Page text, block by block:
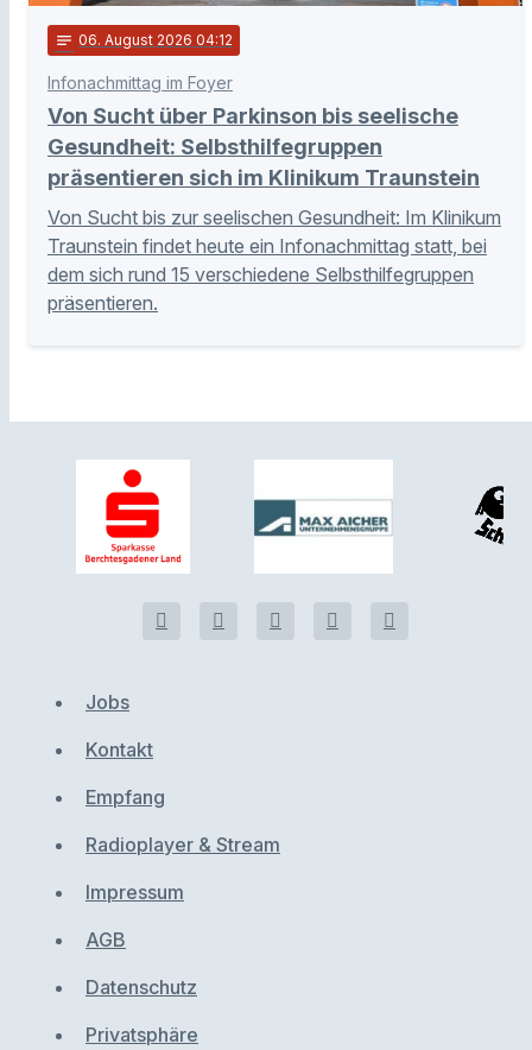
notes 06. August 2026 04:12
Infonachmittag im Foyer
Von Sucht über Parkinson bis seelische
Gesundheit: Selbsthilfegruppen
präsentieren sich im Klinikum Traunstein
Von Sucht bis zur seelischen Gesundheit: Im Klinikum
Traunstein findet heute ein Infonachmittag statt, bei
dem sich rund 15 verschiedene Selbsthilfegruppen
präsentieren.
Jobs
Kontakt
Empfang
Radioplayer & Stream
Impressum
AGB
Datenschutz
Privatsphäre